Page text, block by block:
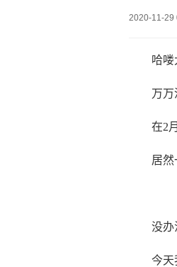
2020-11-29
哈喽
万万
在2
居然
没办
今天